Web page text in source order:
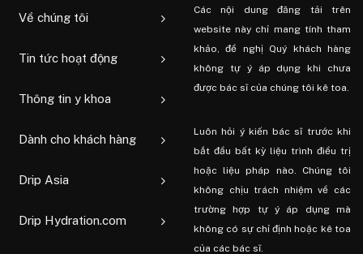
Về chúng tôi
Tin tức hoạt động
Thông tin y khoa
Dành cho khách hàng
Drip Asia
Drip Hydration.com
Các nội dung đăng tải trên
website này chỉ mang tính tham
khảo, đề nghị Quý khách hàng
không tự ý áp dụng khi chưa
được bác sĩ của chúng tôi kê toa.
Luôn hỏi ý kiến ​​bác sĩ trước khi
bắt đầu bất kỳ liệu trình điều trị
hoặc liệu pháp nào. Chúng tôi
không chịu trách nhiệm về các
trường hợp tự ý áp dụng mà
không có sự chỉ định hoặc kê toa
của các bác sĩ.